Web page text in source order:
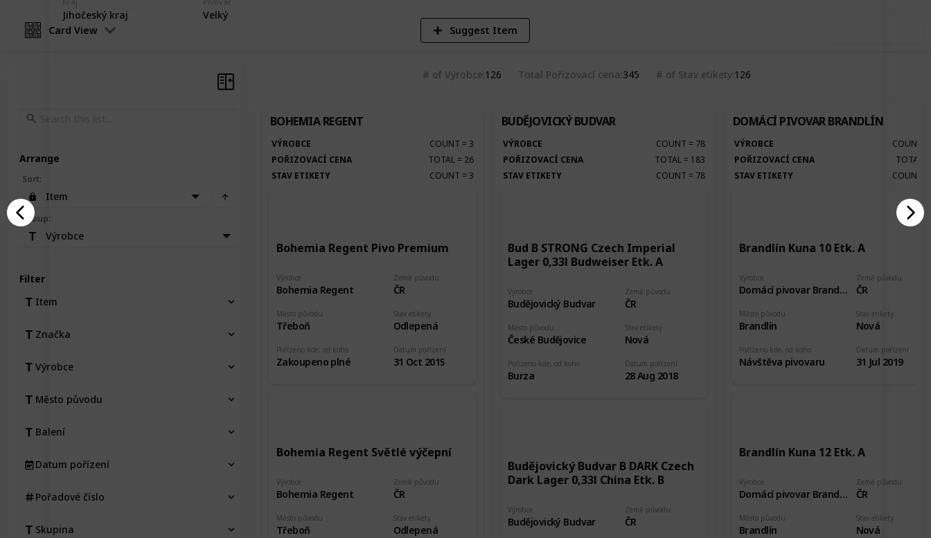
Jihočeský kraj Velký
Card View Suggest Item
# of Výrobce 126 Total Pořizovací cena 345 # of Stav etikety 126
BOHEMIA REGENT
VÝROBCE COUNT = 3
POŘIZOVACÍ CENA
TOTAL = 26
STAV ETIKETY
COUNT = 3
Bohemia Regent Pivo Premium
Výrobce
Bohemia Regent
Země původu
ČR
Pořízeno kde, od koho
Zakoupeno plné
Stav etikety
Odlepená
Datum pořízení
31 Oct 2015
Město původu
Třeboň
Bohemia Regent Světlé výčepní
Výrobce
Bohemia Regent
Země původu
ČR
Stav etikety
Odlepená
Město původu
Třeboň
BUDĚJOVICKÝ BUDVAR
VÝROBCE COUNT = 78
POŘIZOVACÍ CENA
TOTAL = 183
STAV ETIKETY
COUNT = 78
Bud B STRONG Czech Imperial
Lager 0,33l Budweiser Etk. A
Výrobce
Budějovický Budvar
Země původu
ČR
Pořízeno kde, od koho
Burza
Stav etikety
Nová
Datum pořízení
28 Aug 2018
Město původu
České Budějovice
Budějovický Budvar B DARK Czech
Dark Lager 0,33l China Etk. B
Výrobce
Budějovický Budvar
Země původu
ČR
DOMÁCÍ PIVOVAR BRANDLÍN
VÝROBCE COUNT
POŘIZOVACÍ CENA
TOTAL
STAV ETIKETY
COUNT
Brandlín Kuna 10 Etk. A
Výrobce
Domácí pivovar Brandlín
Země původu
ČR
Pořízeno kde, od koho
Návštěva pivovaru
Stav etikety
Nová
Datum pořízení
31 Jul 2019
Město původu
Brandlín
Brandlín Kuna 12 Etk. A
Výrobce
Domácí pivovar Brandlín
Země původu
ČR
Stav etikety
Nová
Město původu
Brandlín
Arrange
Sort:
Item
Group:
Výrobce
Filter
Item
Značka
Výrobce
Město původu
Balení
Datum pořízení
Pořadové číslo
Skupina